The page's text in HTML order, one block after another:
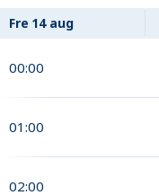
Fre 14 aug
00:00
01:00
02:00